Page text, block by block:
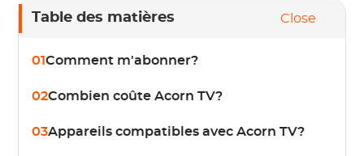
Table des matières Close
01Comment m'abonner?
02Combien coûte Acorn TV?
03Appareils compatibles avec Acorn TV?